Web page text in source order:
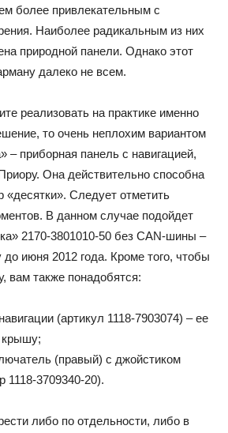
более привлекательным с
Наиболее радикальным из них
природной панели. Однако этот
далеко не всем.
реализовать на практике именно
то очень неплохим вариантом
– приборная панель с навигацией,
Она действительно способна
«десятки». Следует отметить
В данном случае подойдет
2170-3801010-50 без CAN-шины –
июня 2012 года. Кроме того, чтобы
вам также понадобятся:
(артикул 1118-7903074) – ее
крышу;
(правый) с джойстиком
1118-3709340-20).
либо по отдельности, либо в